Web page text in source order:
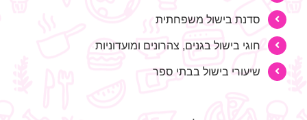
סדנת בישול משפחתית
חוגי בישול בגנים, צהרונים ומועדוניות
שיעורי בישול בבתי ספר